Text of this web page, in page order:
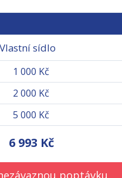
1 000 Kč
2 000 Kč
5 000 Kč
6 993 Kč
poptávku